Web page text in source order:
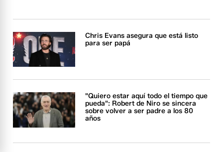
Chris Evans asegura que está listo
para ser papá
"Quiero estar aquí todo el tiempo que
pueda": Robert de Niro se sincera
sobre volver a ser padre a los 80
años